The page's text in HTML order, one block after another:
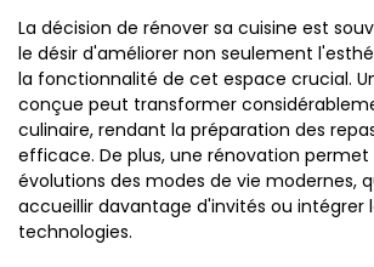
La décision de rénover sa cuisine est
le désir d'améliorer non seulement
la fonctionnalité de cet espace crucial.
conçue peut transformer
culinaire, rendant la préparation des
efficace. De plus, une rénovation
évolutions des modes de vie modernes,
accueillir davantage d'invités ou intégrer
technologies.